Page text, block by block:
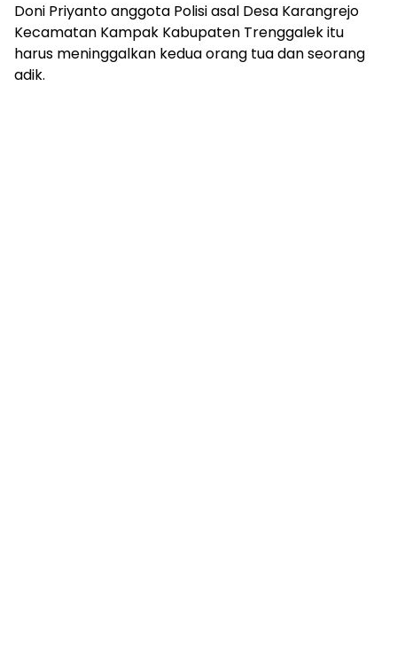
Doni Priyanto anggota Polisi asal Desa Karangrejo
Kecamatan Kampak Kabupaten Trenggalek itu
harus meninggalkan kedua orang tua dan seorang
adik.